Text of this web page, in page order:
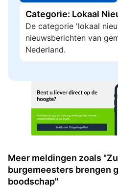
Categorie: Lokaal
De categorie 'lokaal
nieuwsberichten van
Nederland.
Meer meldingen zoals
burgemeesters brengen
boodschap"